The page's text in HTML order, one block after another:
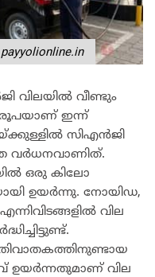
payyolionline.in
വിലയിൽ വീണ്ടും
രൂപയാണ് ഇന്ന്
സിഎൻജി
വർധനവാണിത്.
ഒരു കിലോ
ഉയർന്നു. നോയിഡ,
വില
ഉയർന്നതുമാണ് വില